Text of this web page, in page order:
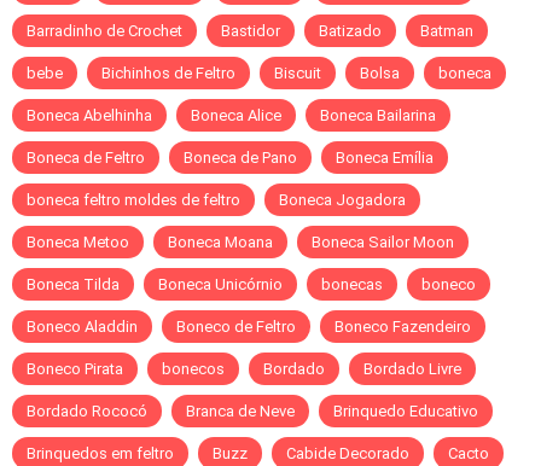
Barradinho de Crochet Bastidor Batizado Batman
bebe Bichinhos de Feltro Biscuit Bolsa boneca
Boneca Abelhinha Boneca Alice Boneca Bailarina
Boneca de Feltro Boneca de Pano Boneca Emília
boneca feltro moldes de feltro Boneca Jogadora
Boneca Metoo Boneca Moana Boneca Sailor Moon
Boneca Tilda Boneca Unicórnio bonecas boneco
Boneco Aladdin Boneco de Feltro Boneco Fazendeiro
Boneco Pirata bonecos Bordado Bordado Livre
Bordado Rococó Branca de Neve Brinquedo Educativo
Brinquedos em feltro Buzz Cabide Decorado Cacto